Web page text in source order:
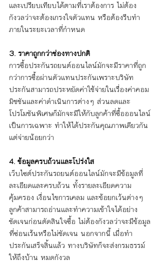
และเปรียบเทียบได้ตามที่เราต้องการ ไม่ต้อง
กังวลว่าจะต้องเกรงใจตัวแทน หรือต้องรีบทำ
ภายในระยะเวลาที่กำหนด
3. ราคาถูกกว่าช่องทางปกติ
การซื้อประกันรถยนต์ออนไลน์มักจะมีราคาที่ถูก
กว่าการซื้อผ่านตัวแทนประกันเพราะบริษัท
ประกันสามารถประหยัดค่าใช้จ่ายในเรื่องค่าคอม
มิชชันและค่าดำเนินการต่างๆ ส่วนลดและ
โปรโมชันพิเศษก็มักจะมีให้กับลูกค้าที่ซื้อออนไลน์
เป็นการเฉพาะ ทำให้ได้ประกันคุณภาพเดียวกัน
แต่จ่ายน้อยกว่า
4. ข้อมูลครบถ้วนและโปร่งใส
เว็บไซต์ประกันรถยนต์ออนไลน์มักจะมีข้อมูลที่
ละเอียดและครบถ้วน ทั้งรายละเอียดความ
คุ้มครอง เงื่อนไขการเคลม และข้อยกเว้นต่างๆ
ลูกค้าสามารถอ่านและทำความเข้าใจได้อย่าง
ชัดเจนก่อนตัดสินใจซื้อ ไม่ต้องกังวลว่าจะมีข้อมูล
ที่ซ่อนเร้นหรือไม่ชัดเจน นอกจากนี้ เมื่อทำ
ประกันเสร็จสิ้นแล้ว ทางบริษัทก็จะส่งกรมธรรม์
ให้ถึงบ้าน หมดกังวล